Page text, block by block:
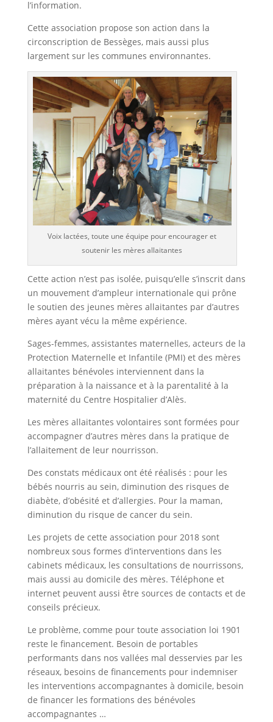
l’information.
Cette association propose son action dans la
circonscription de Bessèges, mais aussi plus
largement sur les communes environnantes.
Voix lactées, toute une équipe pour encourager et
soutenir les mères allaitantes
Cette action n’est pas isolée, puisqu’elle s’inscrit dans
un mouvement d’ampleur internationale qui prône
le soutien des jeunes mères allaitantes par d’autres
mères ayant vécu la même expérience.
Sages-femmes, assistantes maternelles, acteurs de la
Protection Maternelle et Infantile (PMI) et des mères
allaitantes bénévoles interviennent dans la
préparation à la naissance et à la parentalité à la
maternité du Centre Hospitalier d’Alès.
Les mères allaitantes volontaires sont formées pour
accompagner d’autres mères dans la pratique de
l’allaitement de leur nourrisson.
Des constats médicaux ont été réalisés : pour les
bébés nourris au sein, diminution des risques de
diabète, d’obésité et d’allergies. Pour la maman,
diminution du risque de cancer du sein.
Les projets de cette association pour 2018 sont
nombreux sous formes d’interventions dans les
cabinets médicaux, les consultations de nourrissons,
mais aussi au domicile des mères. Téléphone et
internet peuvent aussi être sources de contacts et de
conseils précieux.
Le problème, comme pour toute association loi 1901
reste le financement. Besoin de portables
performants dans nos vallées mal desservies par les
réseaux, besoins de financements pour indemniser
les interventions accompagnantes à domicile, besoin
de financer les formations des bénévoles
accompagnantes …